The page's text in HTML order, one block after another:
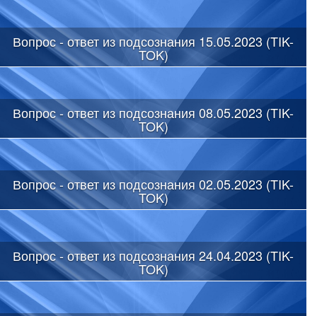
Вопрос - ответ из подсознания 15.05.2023 (TIK-
TOK)
Вопрос - ответ из подсознания 08.05.2023 (TIK-
TOK)
Вопрос - ответ из подсознания 02.05.2023 (TIK-
TOK)
Вопрос - ответ из подсознания 24.04.2023 (TIK-
TOK)